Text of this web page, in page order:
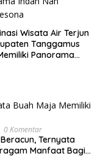
Wisata Air Terjun
Tanggamus
Panorama
0 Komentar
Ternyata
Manfaat Bagi